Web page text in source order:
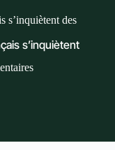
s’inquiètent des
s’inquiètent